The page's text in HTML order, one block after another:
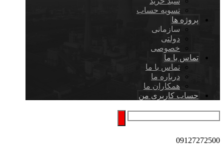
تسویه حساب
پروژه ها
سازمانی
دولتی
خصوصی
تماس با ما
تماس با ما
درباره ما
همکاران ما
حساب کاربری من
09127272500